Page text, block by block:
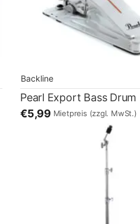
Backline
Pearl Export Bass Drum
€5,99 Mietpreis (zzgl. MwSt.)